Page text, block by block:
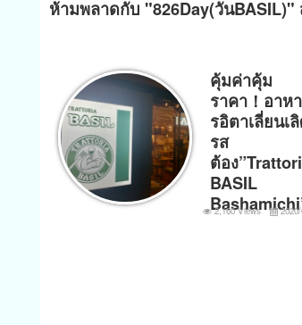
ห้ามพลาดกับ "826Day(วันBASIL)"
คุ้มค่าคุ้ม
ราคา！อาหา
รอิตาเลี่ยนเ
รส
ต้อง
BASIL
2,160 Views 2020/